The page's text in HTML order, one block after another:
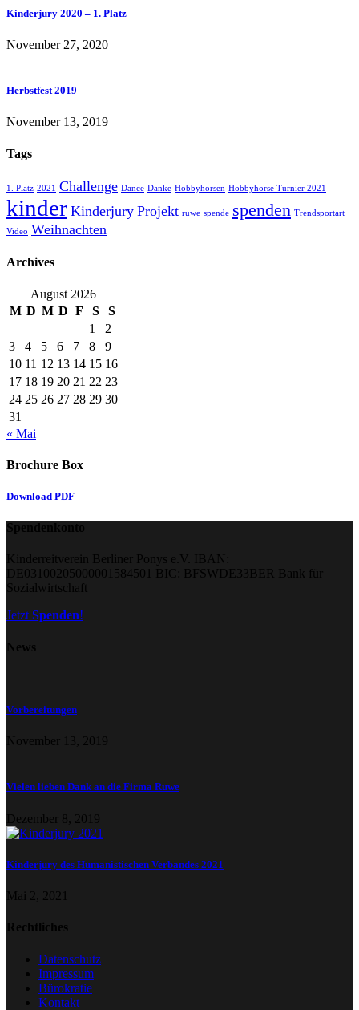
Kinderjury 2020 – 1. Platz
November 27, 2020
Herbstfest 2019
November 13, 2019
Tags
1. Platz 2021 Challenge Dance Danke Hobbyhorsen Hobbyhorse Turnier 2021
kinder Kinderjury Projekt ruwe spende spenden Trendsportart
Video Weihnachten
Archives
August 2026
M D M D F S
S
1
2
3
4 5 6 7 8
9
10 11 12 13 14 15 16
17 18 19 20 21 22 23
24 25 26 27 28 29 30
31
« Mai
Brochure Box
Download PDF
Spendenkonto
Kinderreitverein Berliner Ponys e.V. IBAN:
DE03100205000001584501 BIC: BFSWDE33BER Bank für
Sozialwirtschaft
JetztSpenden!
News
Vorbereitungen
November 13, 2019
Vielen lieben Dank an die Firma Ruwe
Dezember 8, 2019
Kinderjury des Humanistischen Verbandes 2021
Mai 2, 2021
Rechtliches
Datenschutz
Impressum
Bürokratie
Kontakt